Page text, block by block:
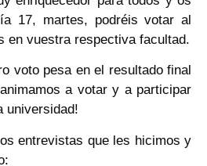
17, martes, podréis votar al
en vuestra respectiva facultad.
voto pesa en el resultado final
a votar y a participar
universidad!
entrevistas que les hicimos y